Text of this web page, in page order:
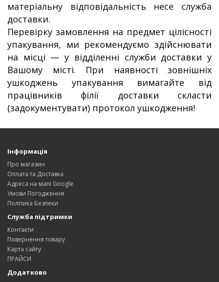
матеріальну відповідальність несе служба
доставки.
Перевірку замовлення на предмет цілісності
упакування, ми рекомендуємо здійснювати
на місці — у відділенні служби доставки у
Вашому місті. При наявності зовнішніх
ушкоджень упакування вимагайте від
працівників філії доставки скласти
(задокументувати) протокол ушкодження!
Інформація
Про магазин
Оплата та Доставка
Адреса на мапі Google
Умови Погодження
Політика Безпеки
Служба підтримки
Контакти
Повернення товару
Карта сайту
ПРАЙСИ
Додатково